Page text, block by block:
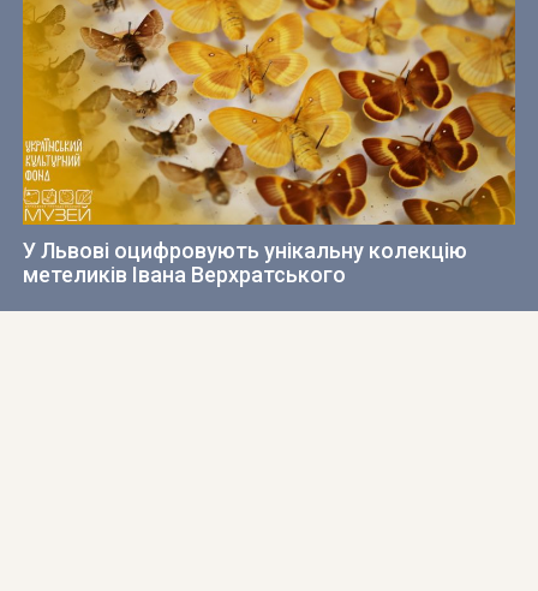
У Львові оцифровують унікальну колекцію
метеликів Івана Верхратського